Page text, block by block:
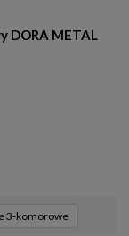
DORA METAL
3-komorowe